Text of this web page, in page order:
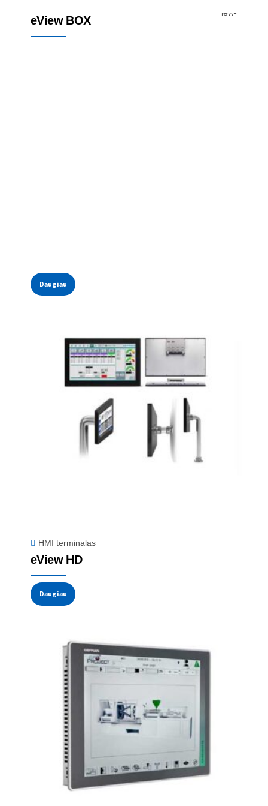
eView BOX
Daugiau
HMI terminalas
eView HD
Daugiau